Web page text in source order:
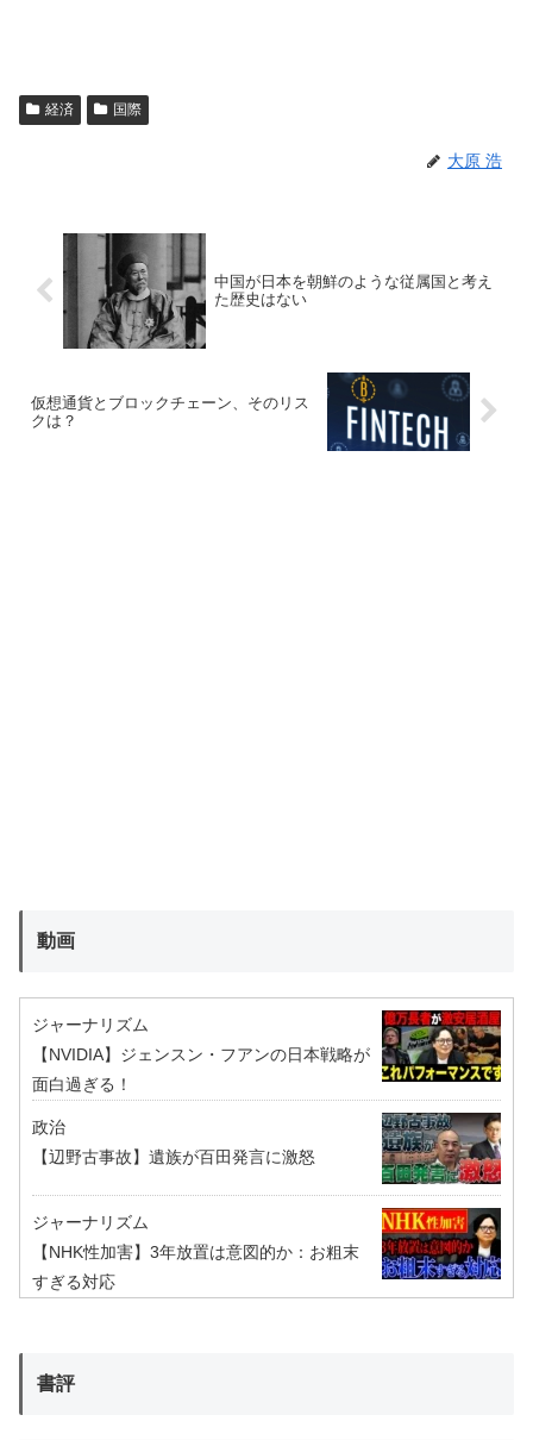
経済 国際
大原 浩
中国が日本を朝鮮のような従属国と考え
た歴史はない
仮想通貨とブロックチェーン、そのリス
クは？
動画
ジャーナリズム
【NVIDIA】ジェンスン・フアンの日本戦略が
面白過ぎる！
政治
【辺野古事故】遺族が百田発言に激怒
ジャーナリズム
【NHK性加害】3年放置は意図的か：お粗末
すぎる対応
書評